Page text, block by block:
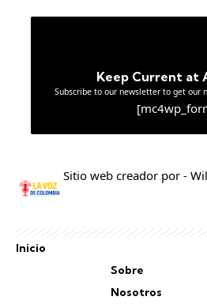
Keep Current at
Subscribe to our newsletter to get our
Sitio web creador por -
Inicio
Sobre
Nosotros